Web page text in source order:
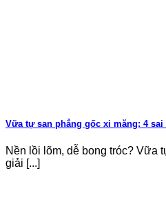
Vữa tự san phẳng gốc xi măng: 4 sai
Nền lồi lõm, dễ bong tróc? Vữa
giải [...]